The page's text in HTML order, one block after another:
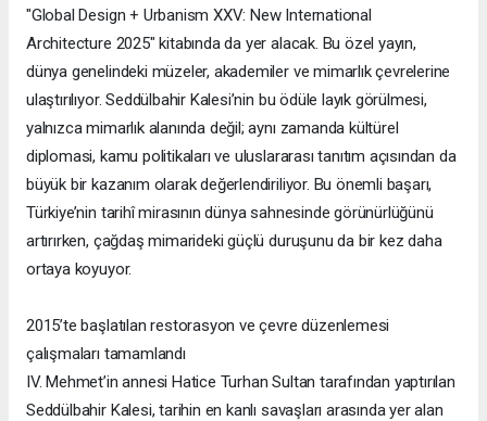
"Global Design + Urbanism XXV: New International
Architecture 2025" kitabında da yer alacak. Bu özel yayın,
dünya genelindeki müzeler, akademiler ve mimarlık çevrelerine
ulaştırılıyor. Seddülbahir Kalesi’nin bu ödüle layık görülmesi,
yalnızca mimarlık alanında değil; aynı zamanda kültürel
diplomasi, kamu politikaları ve uluslararası tanıtım açısından da
büyük bir kazanım olarak değerlendiriliyor. Bu önemli başarı,
Türkiye’nin tarihî mirasının dünya sahnesinde görünürlüğünü
artırırken, çağdaş mimarideki güçlü duruşunu da bir kez daha
ortaya koyuyor.
2015’te başlatılan restorasyon ve çevre düzenlemesi
çalışmaları tamamlandı
IV. Mehmet’in annesi Hatice Turhan Sultan tarafından yaptırılan
Seddülbahir Kalesi, tarihin en kanlı savaşları arasında yer alan